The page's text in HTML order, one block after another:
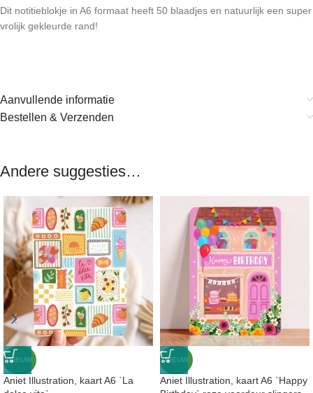
Dit notitieblokje in A6 formaat heeft 50 blaadjes en natuurlijk een super
vrolijk gekleurde rand!
Aanvullende informatie
Bestellen & Verzenden
Andere suggesties…
NIEUW
Aniet Illustration, kaart A6 `La
NIEUW
Aniet Illustration, kaart A6 `Happy